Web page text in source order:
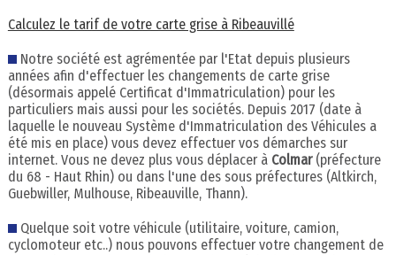
Calculez le tarif de votre carte grise à Ribeauvillé
Notre société est agrémentée par l'Etat depuis plusieurs
années afin d'effectuer les changements de carte grise
(désormais appelé Certificat d'Immatriculation) pour les
particuliers mais aussi pour les sociétés. Depuis 2017 (date à
laquelle le nouveau Système d'Immatriculation des Véhicules a
été mis en place) vous devez effectuer vos démarches sur
internet. Vous ne devez plus vous déplacer à Colmar(préfecture
du 68 - Haut Rhin) ou dans l'une des sous préfectures (Altkirch,
Guebwiller, Mulhouse, Ribeauville, Thann).
Quelque soit votre véhicule (utilitaire, voiture, camion,
cyclomoteur etc..) nous pouvons effectuer votre changement de